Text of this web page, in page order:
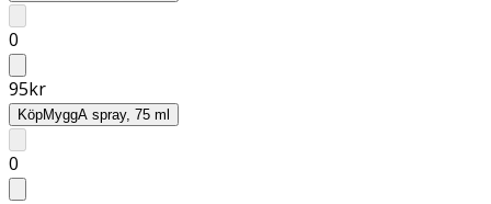
0
95kr
KöpMyggA spray, 75 ml
0